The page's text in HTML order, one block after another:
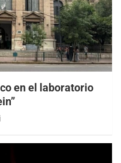
en el laboratorio